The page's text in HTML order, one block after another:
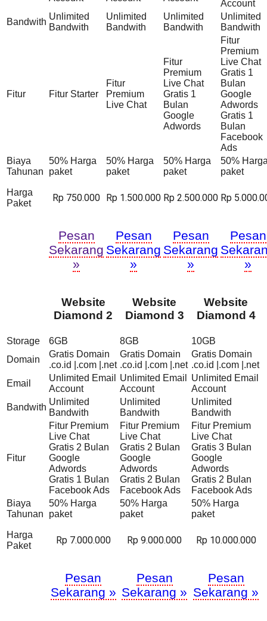
Account
Bandwith
Unlimited
Bandwith
Unlimited
Bandwith
Unlimited
Bandwith
Unlimited
Bandwith
Fitur Fitur Starter
Fitur
Premium
Live Chat
Fitur
Premium
Live Chat
Gratis 1
Bulan
Google
Adwords
Fitur
Premium
Live Chat
Gratis 1
Bulan
Google
Adwords
Gratis 1
Bulan
Facebook
Ads
Biaya
Tahunan
50% Harga
paket
50% Harga
paket
50% Harga
paket
50%
paket
Harga
Paket
Rp 750.000 Rp 1.500.000 Rp 2.500.000 Rp
Pesan
Sekarang
»
Pesan
Sekarang
»
Pesan
Sekarang
»
Pesan
»
Website
Diamond 2
Website
Diamond 3
Website
Diamond 4
Storage 6GB 8GB
10GB
Domain
Gratis Domain
.co.id |.com |.net
Gratis Domain
.co.id |.com |.net
Gratis Domain
.co.id |.com |.net
Email
Unlimited Email
Account
Unlimited Email
Account
Unlimited Email
Account
Bandwith
Unlimited
Bandwith
Unlimited
Bandwith
Unlimited
Bandwith
Fitur
Fitur Premium
Live Chat
Gratis 2 Bulan
Google
Adwords
Gratis 1 Bulan
Facebook Ads
Fitur Premium
Live Chat
Gratis 2 Bulan
Google
Adwords
Gratis 2 Bulan
Facebook Ads
Fitur Premium
Live Chat
Gratis 3 Bulan
Google
Adwords
Gratis 2 Bulan
Facebook Ads
Biaya
Tahunan
50% Harga
paket
50% Harga
paket
50% Harga
paket
Harga
Paket
Rp 7.000.000 Rp 9.000.000 Rp 10.000.000
Pesan
Sekarang »
Pesan
Sekarang »
Pesan
Sekarang »